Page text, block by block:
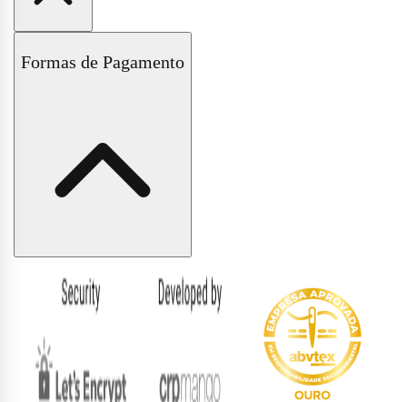
Políticas de Trocas e Devoluções
Formas de Pagamento
Formas